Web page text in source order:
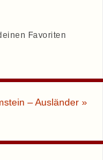
Favoriten
– Ausländer»